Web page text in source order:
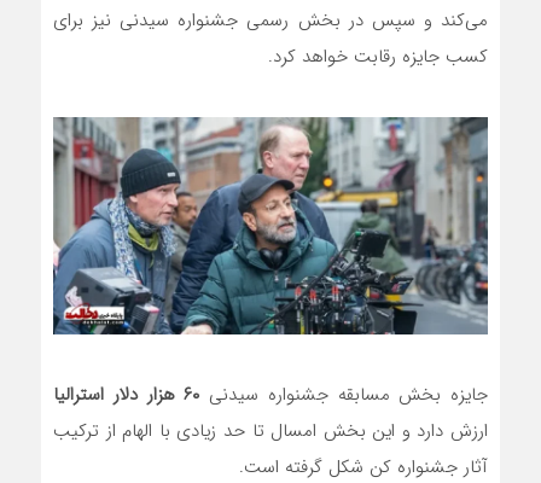
می‌کند و سپس در بخش رسمی جشنواره سیدنی نیز برای
کسب جایزه رقابت خواهد کرد.
جایزه بخش مسابقه جشنواره سیدنی ۶۰ هزار دلار استرالیا
ارزش دارد و این بخش امسال تا حد زیادی با الهام از ترکیب
آثار جشنواره کن شکل گرفته است.